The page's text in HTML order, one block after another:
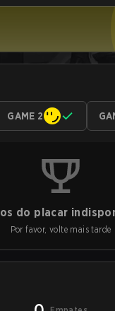
GAME 2
do placar
Por favor, volte mais tarde